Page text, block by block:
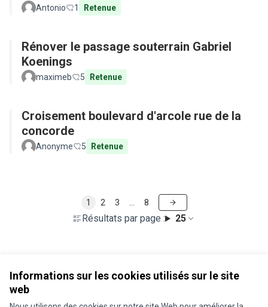
Informations sur les cookies utilisés sur le site
web
Antonio 1 Retenue
Rénover le passage souterrain Gabriel
Koenings
maximeb 5 Retenue
Croisement boulevard d'arcole rue de la
concorde
Anonyme 5 Retenue
Résultats par page : 25
1 2 3 8